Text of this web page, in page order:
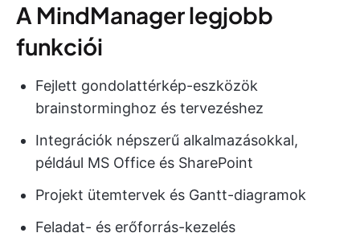
A MindManager legjobb
funkciói
Fejlett gondolattérkép-eszközök
brainstorminghoz és tervezéshez
Integrációk népszerű alkalmazásokkal,
például MS Office és SharePoint
Projekt ütemtervek és Gantt-diagramok
Feladat- és erőforrás-kezelés